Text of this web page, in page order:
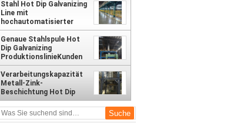
und Kunden-Lokale
Spannung
Stahl Hot Dip Galvanizing
Line mit
hochautomatisierter
kontinuierlicher
Galvanisierungsausrüstung
Genaue Stahlspule Hot
Dip Galvanizing
ProduktionslinieKunden
lokale Spannung
Verarbeitungskapazität
Metall-Zink-
Beschichtung Hot Dip
Galvanizing-Linie mit
kundenspezifischer und
Leistung